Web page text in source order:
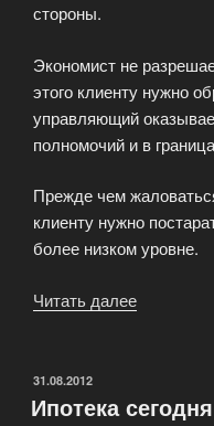
стороны.
Экономист не
этого клиенту нужно
управляющий
полномочий и в
Прежде чем
клиенту нужно
более низком уровне.
Читать далее
ОПУБЛИКОВАНО
31.08.2012
Ипотека сегодня